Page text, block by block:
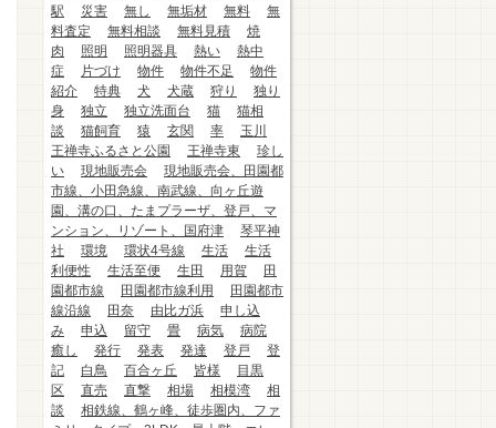
駅
災害 無し 無垢材 無料
無
料査定
無料相談 無料見積
焼
肉
照明 照明器具 熱い
熱中
症
片づけ 物件 物件不足
物件
紹介
特典 犬 犬蔵 狩り
独り
身
独立 独立洗面台 猫
猫相
談
猫飼育 猿 玄関 率
玉川
王禅寺ふるさと公園
王禅寺東
珍し
い
現地販売会
現地販売会、田園都
市線、小田急線、南武線、向ヶ丘遊
園、溝の口、たまプラーザ、登戸、マ
ンション、リゾート、国府津
琴平神
社
環境 環状4号線 生活
生活
利便性
生活至便 生田 用賀
田
園都市線
田園都市線利用
田園都市
線沿線
田奈 由比ガ浜
申し込
み
申込 留守 畳 病気
病院
癒し
発行 発表 発達 登戸
登
記
白鳥 百合ヶ丘 皆様
目黒
区
直売 直撃 相場 相模湾
相
談
相鉄線、鶴ヶ峰、徒歩圏内、ファ